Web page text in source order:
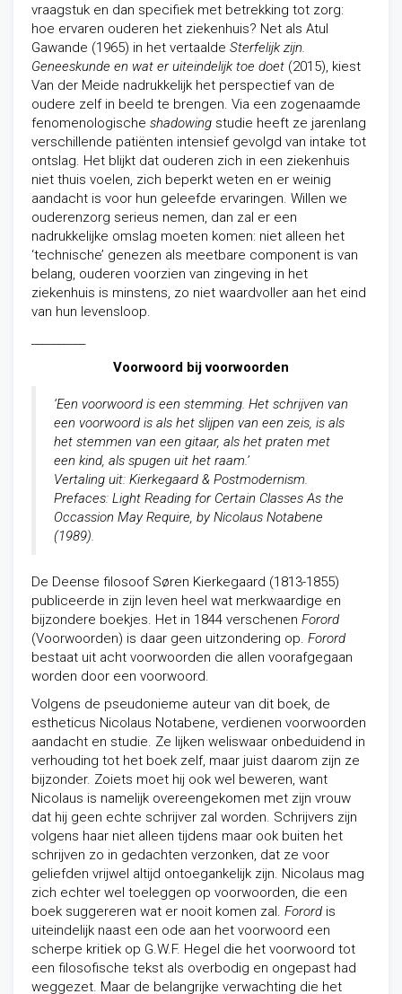
vraagstuk en dan specifiek met betrekking tot zorg:
hoe ervaren ouderen het ziekenhuis? Net als Atul
Gawande (1965) in het vertaalde Sterfelijk zijn.
Geneeskunde en wat er uiteindelijk toe doet (2015), kiest
Van der Meide nadrukkelijk het perspectief van de
oudere zelf in beeld te brengen. Via een zogenaamde
fenomenologische shadowing studie heeft ze jarenlang
verschillende patiënten intensief gevolgd van intake tot
ontslag. Het blijkt dat ouderen zich in een ziekenhuis
niet thuis voelen, zich beperkt weten en er weinig
aandacht is voor hun geleefde ervaringen. Willen we
ouderenzorg serieus nemen, dan zal er een
nadrukkelijke omslag moeten komen: niet alleen het
‘technische’ genezen als meetbare component is van
belang, ouderen voorzien van zingeving in het
ziekenhuis is minstens, zo niet waardvoller aan het eind
van hun levensloop.
Voorwoord bij voorwoorden
‘Een voorwoord is een stemming. Het schrijven van
een voorwoord is als het slijpen van een zeis, is als
het stemmen van een gitaar, als het praten met
een kind, als spugen uit het raam.’
Vertaling uit: Kierkegaard & Postmodernism.
Prefaces: Light Reading for Certain Classes As the
Occassion May Require, by Nicolaus Notabene
(1989).
De Deense filosoof Søren Kierkegaard (1813-1855)
publiceerde in zijn leven heel wat merkwaardige en
bijzondere boekjes. Het in 1844 verschenen Forord
(Voorwoorden) is daar geen uitzondering op. Forord
bestaat uit acht voorwoorden die allen voorafgegaan
worden door een voorwoord.
Volgens de pseudonieme auteur van dit boek, de
estheticus Nicolaus Notabene, verdienen voorwoorden
aandacht en studie. Ze lijken weliswaar onbeduidend in
verhouding tot het boek zelf, maar juist daarom zijn ze
bijzonder. Zoiets moet hij ook wel beweren, want
Nicolaus is namelijk overeengekomen met zijn vrouw
dat hij geen echte schrijver zal worden. Schrijvers zijn
volgens haar niet alleen tijdens maar ook buiten het
schrijven zo in gedachten verzonken, dat ze voor
geliefden vrijwel altijd ontoegankelijk zijn. Nicolaus mag
zich echter wel toeleggen op voorwoorden, die een
boek suggereren wat er nooit komen zal. Forord is
uiteindelijk naast een ode aan het voorwoord een
scherpe kritiek op G.W.F. Hegel die het voorwoord tot
een filosofische tekst als overbodig en ongepast had
weggezet. Maar de belangrijke verwachting die het